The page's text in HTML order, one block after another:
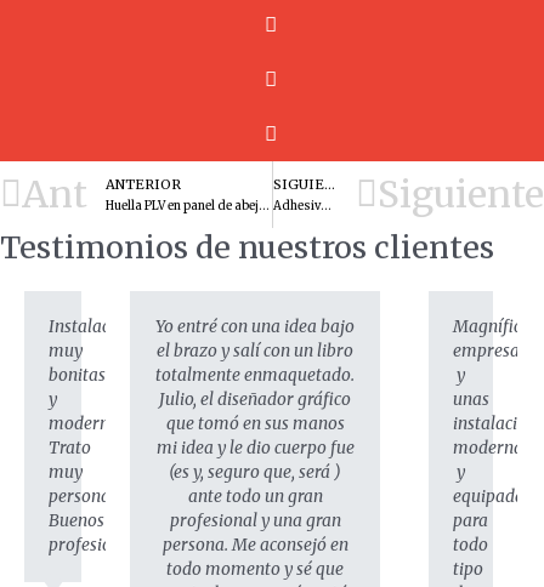
Ant ANTERIOR
Huella PLV en panel de abeja con peana
SIGUIENTE
Adhesivos promocionales en vinilo troquelado. Siguiente
Testimonios de nuestros clientes
Instalaciones
muy
bonitas
y
modernas.
Trato
muy
personal.
Buenos
profesionales.
Yo entré con una idea bajo
el brazo y salí con un libro
totalmente enmaquetado.
Julio, el diseñador gráfico
que tomó en sus manos
mi idea y le dio cuerpo fue
(es y, seguro que, será )
ante todo un gran
profesional y una gran
persona. Me aconsejó en
todo momento y sé que
Magnífica
empresa,
y
unas
modernas
y
equipadas
para
todo
tipo